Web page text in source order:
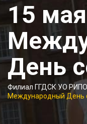
15
День
Филиал ГГДСК УО РИПО
Международный День